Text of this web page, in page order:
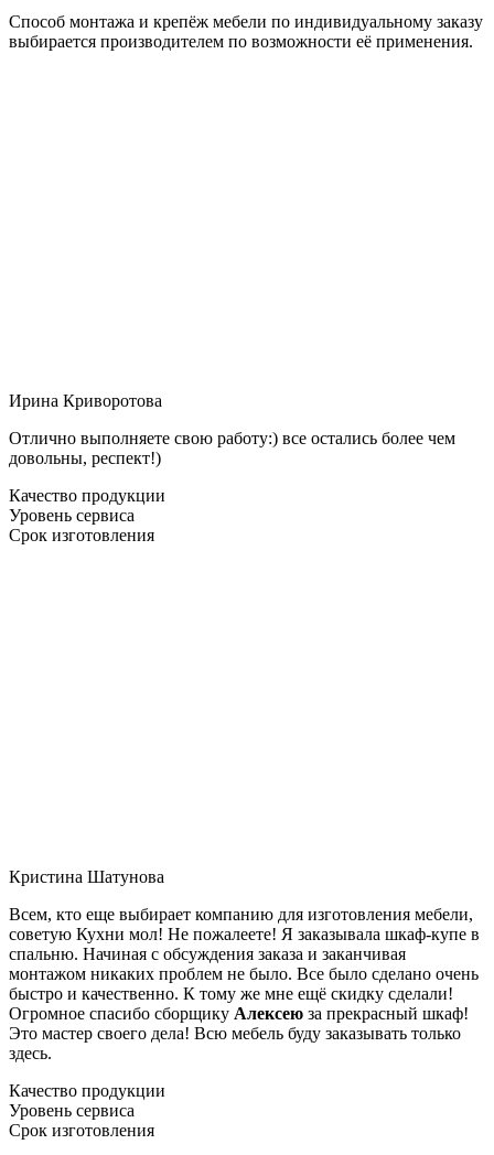
Способ монтажа и крепёж мебели по индивидуальному заказу
выбирается производителем по возможности её применения.
Ирина Криворотова
Отлично выполняете свою работу:) все остались более чем
довольны, респект!)
Качество продукции
Уровень сервиса
Срок изготовления
Кристина Шатунова
Всем, кто еще выбирает компанию для изготовления мебели,
советую Кухни мол! Не пожалеете! Я заказывала шкаф-купе в
спальню. Начиная с обсуждения заказа и заканчивая
монтажом никаких проблем не было. Все было сделано очень
быстро и качественно. К тому же мне ещё скидку сделали!
Огромное спасибо сборщику Алексею за прекрасный шкаф!
Это мастер своего дела! Всю мебель буду заказывать только
здесь.
Качество продукции
Уровень сервиса
Срок изготовления